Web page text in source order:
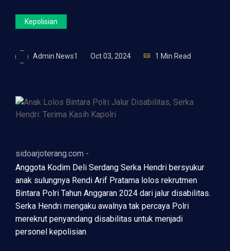
Kepolisian
Admin News1 Oct 03, 2024 1 Min Read
sidoarjoterang.com -
Anggota Kodim Deli Serdang Serka Hendri bersyukur
anak sulungnya Rendi Arif Pratama lolos rekrutmen
Bintara Polri Tahun Anggaran 2024 dari jalur disabilitas.
Serka Hendri mengaku awalnya tak percaya Polri
merekrut penyandang disabilitas untuk menjadi
personel kepolisian